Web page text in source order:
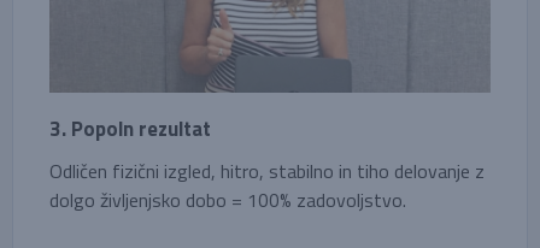
3. Popoln rezultat
Odličen fizični izgled, hitro, stabilno in tiho delovanje z
dolgo življenjsko dobo = 100% zadovoljstvo.